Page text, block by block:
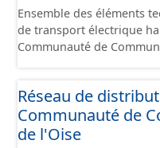
Ensemble des éléments
de transport électrique
Communauté de
que les pylones de
Réseau de
Communauté de
de l'Oise